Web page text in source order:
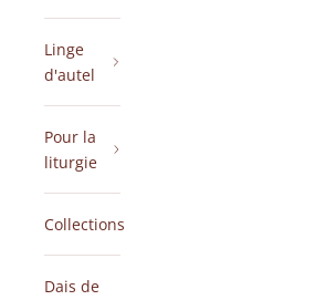
Linge
d'autel
Pour la
liturgie
Collections
Dais de